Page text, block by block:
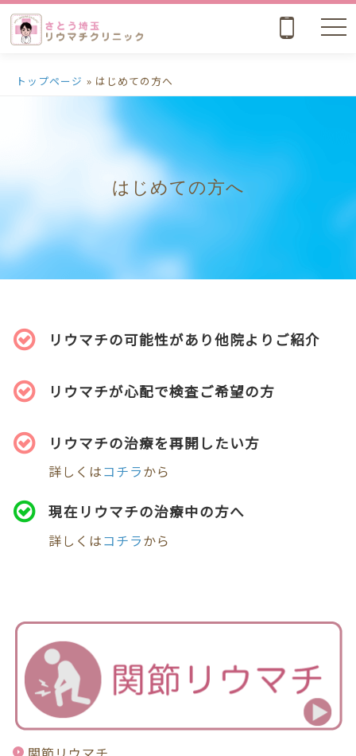
トップページ » はじめての方へ
はじめての方へ
リウマチの可能性があり他院よりご紹介
リウマチが心配で検査ご希望の方
リウマチの治療を再開したい方
詳しくはコチラから
現在リウマチの治療中の方へ
詳しくはコチラから